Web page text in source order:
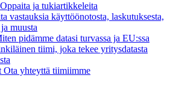
Oppaita ja tukiartikkeleita
vastauksia käyttöönotosta, laskutuksesta,
muusta
pidämme datasi turvassa ja EU:ssa
tiimi, joka tekee yritysdatasta
Ota yhteyttä tiimiimme